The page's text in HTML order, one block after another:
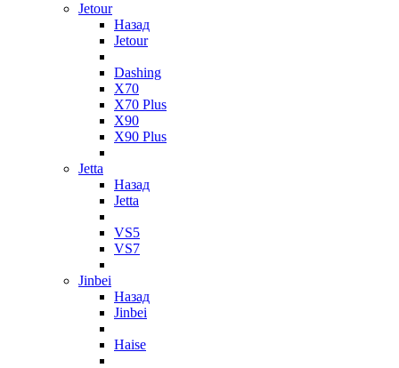
Jetour
Назад
Jetour
Dashing
X70
X70 Plus
X90
X90 Plus
Jetta
Назад
Jetta
VS5
VS7
Jinbei
Назад
Jinbei
Haise